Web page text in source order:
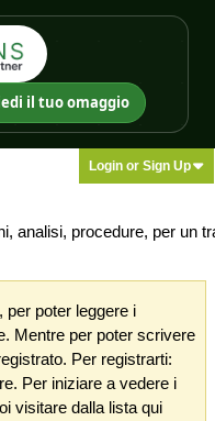
il tuo omaggio
Login or Sign Up
analisi, procedure, per un
per poter leggere i
Mentre per poter scrivere
Per registrarti:
Per iniziare a vedere i
visitare dalla lista qui